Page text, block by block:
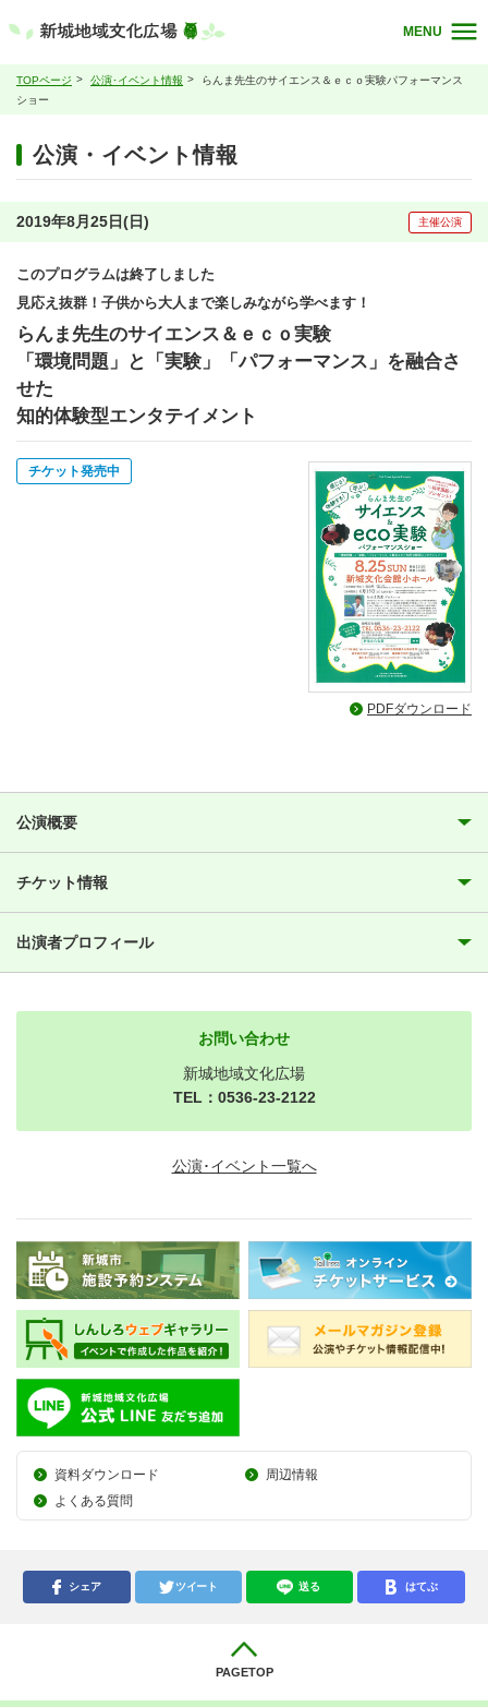
MENU
TOPページ 公演･イベント情報
らんま先生のサイエンス＆ｅｃｏ実験パフォーマンス
ショー
公演・イベント情報
2019年8月25日(日) 主催公演
このプログラムは終了しました
見応え抜群！子供から大人まで楽しみながら学べます！
らんま先生のサイエンス＆ｅｃｏ実験
「環境問題」と「実験」「パフォーマンス」を融合さ
せた
知的体験型エンタテイメント
チケット発売中
PDFダウンロード
公演概要
チケット情報
出演者プロフィール
お問い合わせ
新城地域文化広場
TEL：0536-23-2122
公演･イベント一覧へ
資料ダウンロード
周辺情報
よくある質問
シェア ツイート 送る はてぶ
PAGETOP